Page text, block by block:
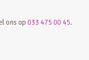
ons op 033 475 00 45.